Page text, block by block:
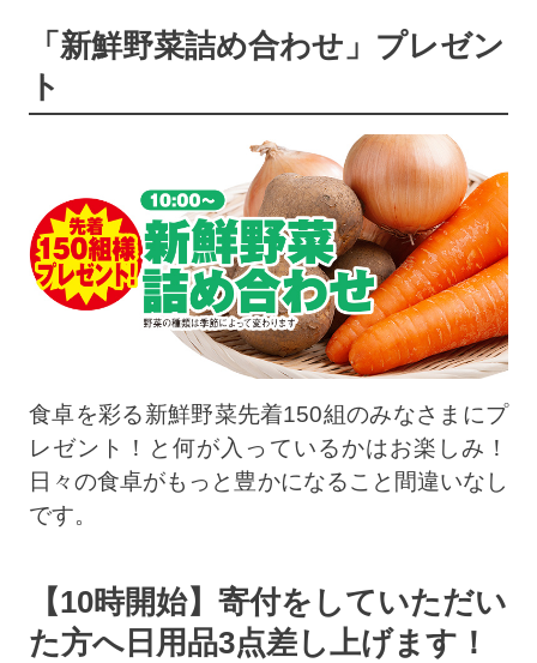
「新鮮野菜詰め合わせ」プレゼン
ト
食卓を彩る新鮮野菜先着150組のみなさまにプ
レゼント！と何が入っているかはお楽しみ！
日々の食卓がもっと豊かになること間違いなし
です。
【10時開始】寄付をしていただい
た方へ日用品3点差し上げます！